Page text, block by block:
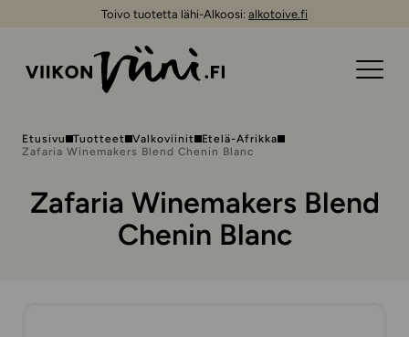
Toivo tuotetta lähi-Alkoosi: alkotoive.fi
Etusivu Tuotteet Valkoviinit
Etelä-Afrikka
Zafaria Winemakers Blend Chenin Blanc
Zafaria Winemakers Blend
Chenin Blanc